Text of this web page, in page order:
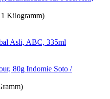
Kilogramm)
Asli, ABC, 335ml
Indomie Soto /